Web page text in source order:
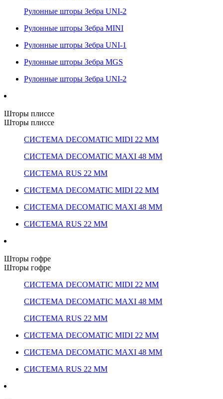
Рулонные шторы Зебра UNI-2
Рулонные шторы Зебра MINI
Рулонные шторы Зебра UNI-1
Рулонные шторы Зебра MGS
Рулонные шторы Зебра UNI-2
Шторы плиссе
Шторы плиссе
СИСТЕМА DECOMATIC MIDI 22 ММ
СИСТЕМА DECOMATIC MAXI 48 ММ
СИСТЕМА RUS 22 ММ
СИСТЕМА DECOMATIC MIDI 22 ММ
СИСТЕМА DECOMATIC MAXI 48 ММ
СИСТЕМА RUS 22 ММ
Шторы гофре
Шторы гофре
СИСТЕМА DECOMATIC MIDI 22 ММ
СИСТЕМА DECOMATIC MAXI 48 ММ
СИСТЕМА RUS 22 ММ
СИСТЕМА DECOMATIC MIDI 22 ММ
СИСТЕМА DECOMATIC MAXI 48 ММ
СИСТЕМА RUS 22 ММ